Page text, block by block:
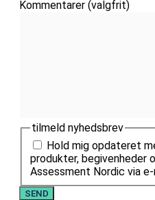
Kommentarer (valgfrit)
tilmeld nyhedsbrev
Hold mig opdateret
produkter, begivenheder
Assessment Nordic via